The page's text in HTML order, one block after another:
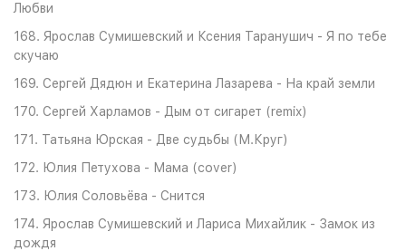
Любви
168. Ярослав Сумишевский и Ксения Таранушич - Я по тебе
скучаю
169. Сергей Дядюн и Екатерина Лазарева - На край земли
170. Сергей Харламов - Дым от сигарет (remix)
171. Татьяна Юрская - Две судьбы (М.Круг)
172. Юлия Петухова - Мама (cover)
173. Юлия Соловьёва - Снится
174. Ярослав Сумишевский и Лариса Михайлик - Замок из
дождя